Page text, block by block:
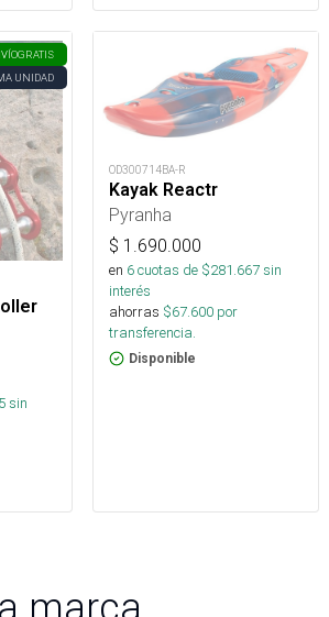
GRATIS
UNIDAD
sin
OD300714BA-R
Kayak Reactr
Pyranha
$ 1.690.000
en 6cuotas de $281.667sin
interés
ahorras $67.600 por
transferencia.
Disponible